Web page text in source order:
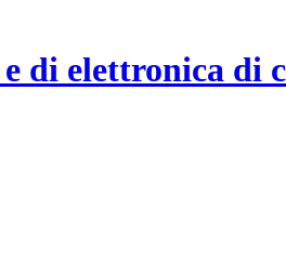
di elettronica di